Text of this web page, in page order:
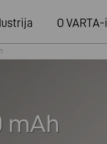
O VARTA-i
mAh